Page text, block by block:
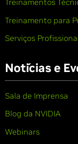
Treinamentos
Treinamento para
Serviços
Notícias e
Sala de Imprensa
Blog da NVIDIA
Webinars